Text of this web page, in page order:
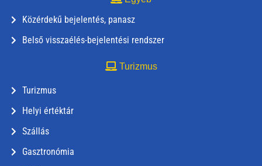
Közérdekű bejelentés, panasz
Belső visszaélés-bejelentési rendszer
Turizmus
Turizmus
Helyi értéktár
Szállás
Gasztronómia